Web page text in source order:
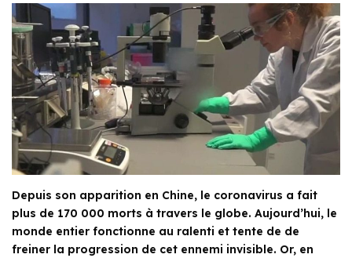
Depuis son apparition en Chine, le coronavirus a fait
plus de 170 000 morts à travers le globe. Aujourd’hui, le
monde entier fonctionne au ralenti et tente de de
freiner la progression de cet ennemi invisible. Or, en